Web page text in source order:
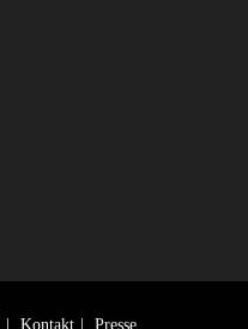
Kontakt Presse